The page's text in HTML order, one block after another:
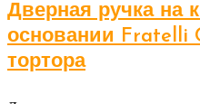
Дверная ручка на
основании Fratelli
тортора